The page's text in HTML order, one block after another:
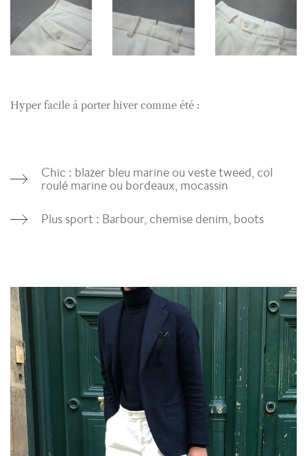
Hyper facile à porter hiver comme été :
Chic : blazer bleu marine ou veste tweed, col
roulé marine ou bordeaux, mocassin
Plus sport : Barbour, chemise denim, boots